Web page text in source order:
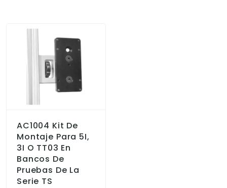
AC1004 Kit De
Montaje Para 5I,
3I O TT03 En
Bancos De
Pruebas De La
Serie TS